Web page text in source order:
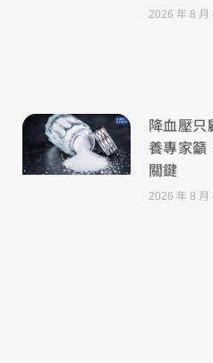
2026 年 8 月
降血壓只
養專家籲
關鍵
2026 年 8 月